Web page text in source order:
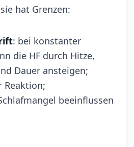
hat Grenzen:
: bei konstanter
die HF durch Hitze,
Dauer ansteigen;
Reaktion;
beeinflussen